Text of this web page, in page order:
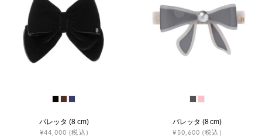
バレッタ (8 cm)
¥44,000 (税込)
バレッタ (8 cm)
¥50,600 (税込)